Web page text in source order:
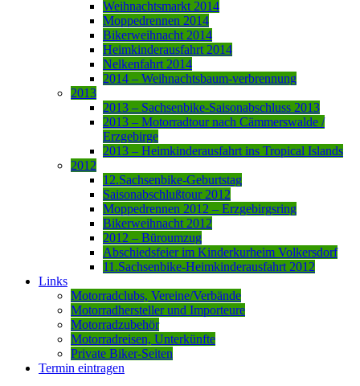
Weihnachtsmarkt 2014
Moppedrennen 2014
Bikerweihnacht 2014
Heimkinderausfahrt 2014
Nelkenfahrt 2014
2014 – Weihnachtsbaum-verbrennung
2013
2013 – Sachsenbike-Saisonabschluss 2013
2013 – Motorradtour nach Cämmerswalde /
Erzgebirge
2013 – Heimkinderausfahrt ins Tropical Islands
2012
12.Sachsenbike-Geburtstag
Saisonabschlußtour 2012
Moppedrennen 2012 – Erzgebirgsring
Bikerweihnacht 2012
2012 – Büroumzug
Abschiedsfeier im Kinderkurheim Volkersdorf
11.Sachsenbike-Heimkinderausfahrt 2012
Links
Motorradclubs, Vereine/Verbände
Motorradhersteller und Importeure
Motorradzubehör
Motorradreisen, Unterkünfte
Private Biker-Seiten
Termin eintragen